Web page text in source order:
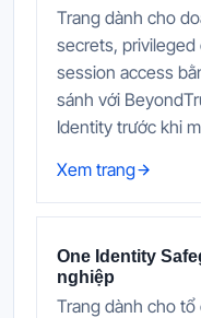
Trang dành cho
secrets, privileged
session access
sánh với
Identity trước khi
Xem trang
One Identity
nghiệp
Trang dành cho